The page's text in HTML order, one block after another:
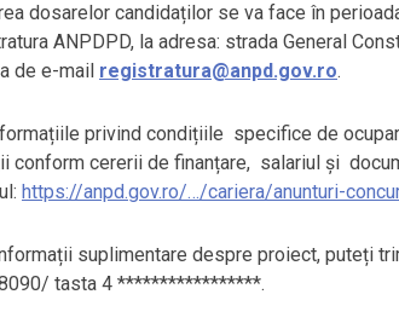
dosarelor candidaților se va face în
ANPDPD, la adresa: strada General
de e-mail registratura@anpd.gov.ro.
privind condițiile specifice de
conform cererii de finanțare, salariul și
https://anpd.gov.ro/…/cariera/anunturi-
suplimentare despre proiect, puteți
tasta 4 *****************.